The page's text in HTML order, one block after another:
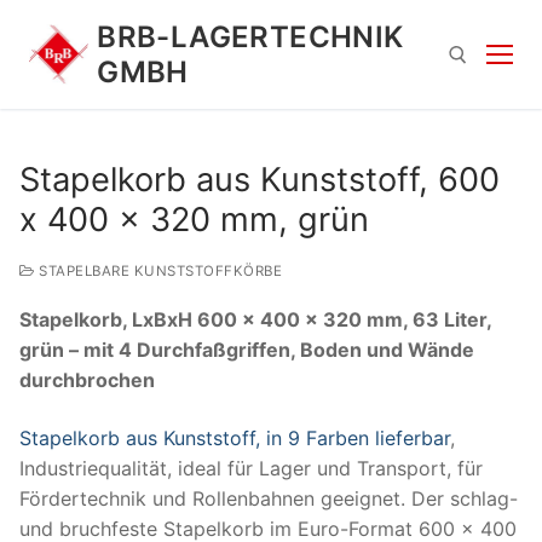
Inhalt
springen
BRB-LAGERTECHNIK
GMBH
Suchen
Stapelkorb aus Kunststoff, 600
x 400 x 320 mm, grün
STAPELBARE KUNSTSTOFFKÖRBE
Stapelkorb, LxBxH 600 x 400 x 320 mm, 63 Liter,
grün – mit 4 Durchfaßgriffen, Boden und Wände
durchbrochen
Stapelkorb aus Kunststoff, in 9 Farben lieferbar,
Industriequalität, ideal für Lager und Transport, für
Fördertechnik und Rollenbahnen geeignet. Der schlag-
und bruchfeste Stapelkorb im Euro-Format 600 x 400